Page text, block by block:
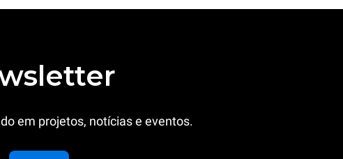
em projetos, notícias e eventos.